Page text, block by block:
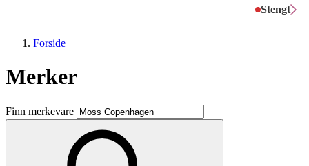
Stengt
Butikker
Mat og drikke
Forside
Merker
Finn merkevare